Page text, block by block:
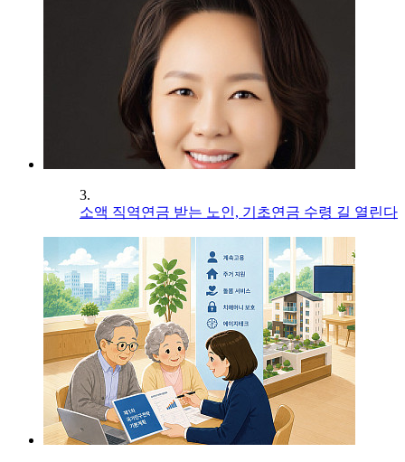
3.
소액 직역연금 받는 노인, 기초연금 수령 길 열린다